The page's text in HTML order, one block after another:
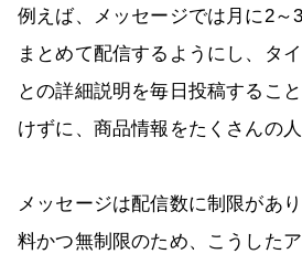
例えば、メッセージでは月に2～
まとめて配信するようにし、タ
との詳細説明を毎日投稿するこ
けずに、商品情報をたくさんの
メッセージは配信数に制限があ
料かつ無制限のため、こうした